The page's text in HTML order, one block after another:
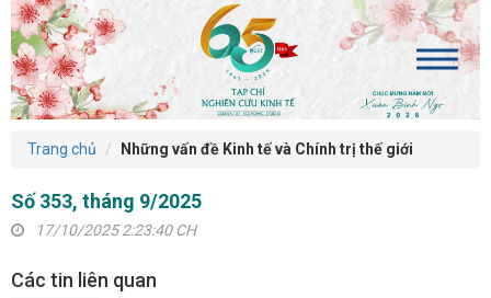
Trang chủ Những vấn đề Kinh tế và Chính trị thế giới
Số 353, tháng 9/2025
17/10/2025 2:23:40 CH
Các tin liên quan